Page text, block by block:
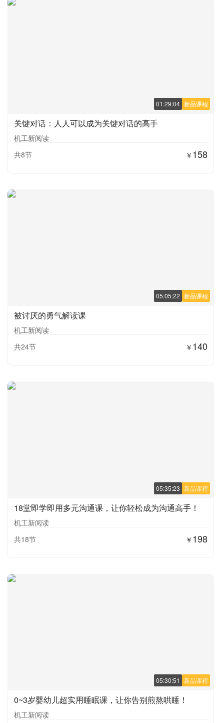
新品课程
01:29:04
关键对话：人人可以成为关键对话的高手
机工新阅读
共8节
￥ 158
新品课程
05:05:22
被讨厌的勇气解读课
机工新阅读
共24节
￥ 140
新品课程
05:35:23
18堂即学即用多元沟通课，让你轻松成为沟通高手！
机工新阅读
共18节
￥ 198
新品课程
05:30:51
0~3岁婴幼儿超实用睡眠课，让你告别煎熬哄睡！
机工新阅读